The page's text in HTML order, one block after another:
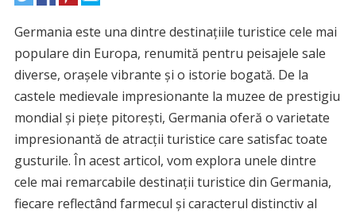
Germania este una dintre destinațiile turistice cele mai
populare din Europa, renumită pentru peisajele sale
diverse, orașele vibrante și o istorie bogată. De la
castele medievale impresionante la muzee de prestigiu
mondial și piețe pitorești, Germania oferă o varietate
impresionantă de atracții turistice care satisfac toate
gusturile. În acest articol, vom explora unele dintre
cele mai remarcabile destinații turistice din Germania,
fiecare reflectând farmecul și caracterul distinctiv al